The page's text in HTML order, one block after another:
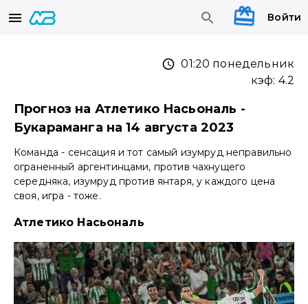
Войти
01:20 понедельник
кэф: 4.2
Прогноз на Атлетико Насьональ -
Букараманга на 14 августа 2023
Команда - сенсация и тот самый изумруд неправильно
ограненный аргентинцами, против чахнущего
середняка, изумруд против янтаря, у каждого цена
своя, игра - тоже.
Атлетико Насьональ